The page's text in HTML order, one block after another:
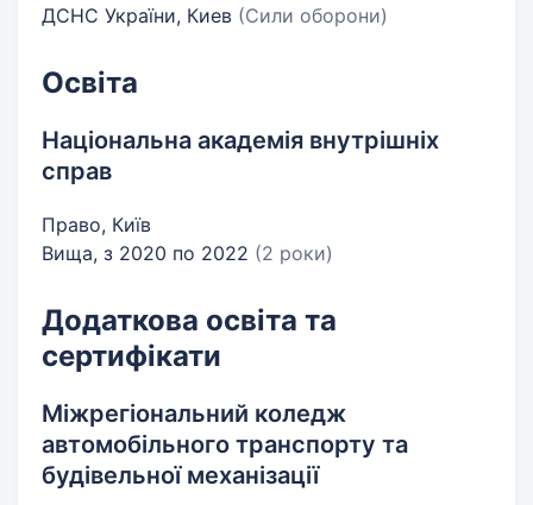
ДСНС України, Киев (Сили оборони)
Освіта
Національна академія внутрішніх
справ
Право, Київ
Вища, з 2020 по 2022 (2 роки)
Додаткова освіта та
сертифікати
Міжрегіональний коледж
автомобільного транспорту та
будівельної механізації